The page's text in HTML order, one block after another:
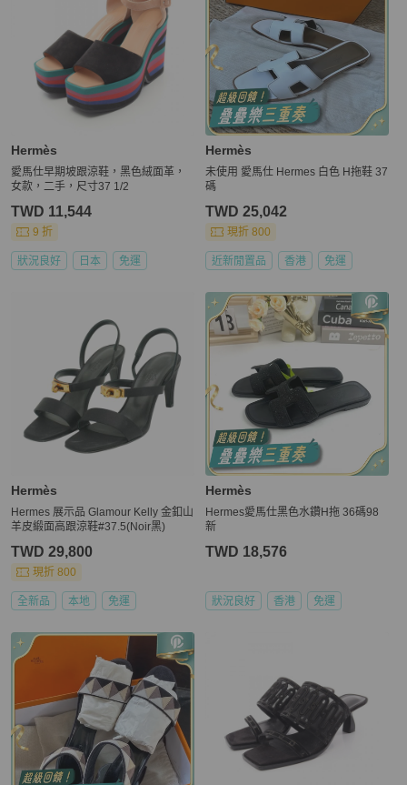
Hermès
愛馬仕早期坡跟涼鞋，黑色絨面革，
女款，二手，尺寸37 1/2
TWD 11,544
9 折
狀況良好 日本 免運
Hermès
未使用 愛馬仕 Hermes 白色 H拖鞋 37
碼
TWD 25,042
現折 800
近新閒置品 香港 免運
Hermès
Hermes 展示品 Glamour Kelly 金釦山
羊皮緞面高跟涼鞋#37.5(Noir黑)
TWD 29,800
現折 800
全新品 本地 免運
Hermès
Hermes愛馬仕黑色水鑽H拖 36碼98
新
TWD 18,576
狀況良好 香港 免運